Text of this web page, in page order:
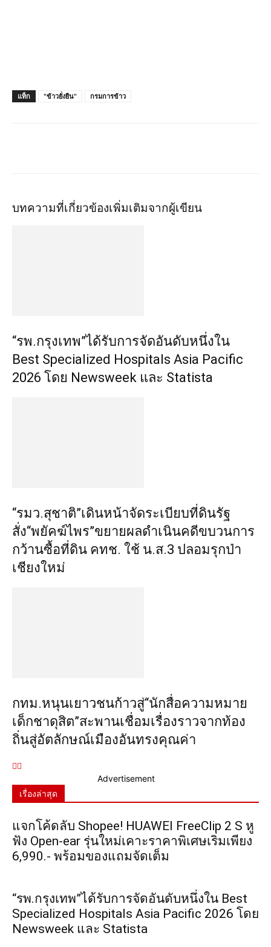
แท็ก "ข้าวยั่งยืน" กรมการข้าว
บทความที่เกี่ยวข้องเพิ่มเติมจากผู้เขียน
“รพ.กรุงเทพ”ได้รับการจัดอันดับหนึ่งใน
Best Specialized Hospitals Asia Pacific
2026 โดย Newsweek และ Statista
“รมว.สุชาติ”เดินหน้าจัดระเบียบที่ดินรัฐ
สั่ง“พยัคฆ์ไพร”ขยายผลดำเนินคดีขบวนการ
กว้านซื้อที่ดิน คทช. ใช้ น.ส.3 ปลอมรุกป่า
เชียงใหม่
กทม.หนุนเยาวชนก้าวสู่“นักสื่อความหมาย
เด็กชาดุสิต”สะพานเชื่อมเรื่องราวจากท้อง
ถิ่นสู่อัตลักษณ์เมืองอันทรงคุณค่า
Advertisement
เรื่องล่าสุด
แจกโค้ดลับ Shopee! HUAWEI FreeClip 2 S หู
ฟัง Open-ear รุ่นใหม่เคาะราคาพิเศษเริ่มเพียง
6,990.- พร้อมของแถมจัดเต็ม
“รพ.กรุงเทพ”ได้รับการจัดอันดับหนึ่งใน Best
Specialized Hospitals Asia Pacific 2026 โดย
Newsweek และ Statista